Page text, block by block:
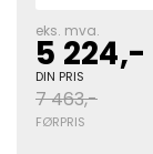
eks. mva.
5 224,-
DIN PRIS
7 463,-
FØRPRIS